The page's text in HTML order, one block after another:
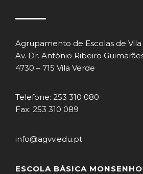
Agrupamento de Escolas de Vila
Av. Dr. António Ribeiro
4730 – 715 Vila Verde
Telefone: 253 310 080
Fax: 253 310 089
info@agvv.edu.pt
ESCOLA BÁSICA